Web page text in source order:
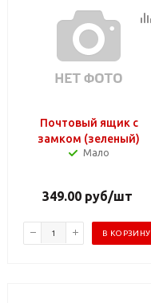
Почтовый ящик с
замком (зеленый)
Мало
349.00руб/шт
В КОРЗИНУ